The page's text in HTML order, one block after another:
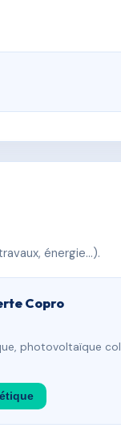
énergie…).
Copro
photovoltaïque